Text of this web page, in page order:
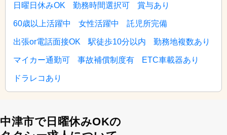
日曜日休みOK 勤務時間選択可 賞与あり
60歳以上活躍中 女性活躍中 託児所完備
出張or電話面接OK 駅徒歩10分以内 勤務地複数あり
マイカー通勤可 事故補償制度有 ETC車載器あり
ドラレコあり
中津市で日曜休みOKの